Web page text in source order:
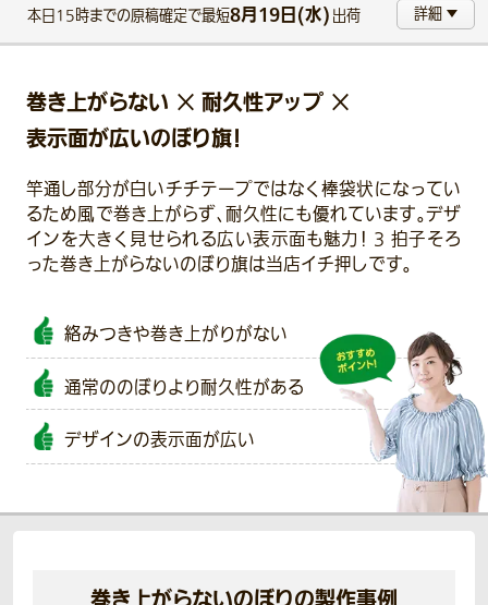
本日15時までの原稿確定で最短8月19日(水) 出荷 詳細
巻き上がらない × 耐久性アップ ×
表示面が広いのぼり旗！
竿通し部分が白いチチテープではなく棒袋状になってい
るため風で巻き上がらず、耐久性にも優れています。デザ
インを大きく見せられる広い表示面も魅力！ 3 拍子そろ
った巻き上がらないのぼり旗は当店イチ押しです。
絡みつきや巻き上がりがない
通常ののぼりより耐久性がある
デザインの表示面が広い